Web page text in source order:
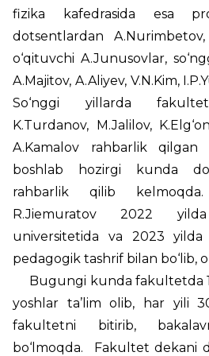
fizika kafedrasida esa
dotsentlardan
o‘qituvchi A.Junusovlar,
A.Majitov, A.Aliyev, V.N.Kim,
So‘nggi yillarda
K.Turdanov, M.Jalilov,
A.Kamalov rahbarlik qilgan
boshlab hozirgi kunda
rahbarlik qilib
R.Jiemuratov 2022
universitetida va 2023 yilda
pedagogik tashrif bilan bo‘lib,
Bugungi kunda fakultetda
yoshlar ta’lim olib, har yili
fakultetni bitirib,
bo‘lmoqda. Fakultet dekani